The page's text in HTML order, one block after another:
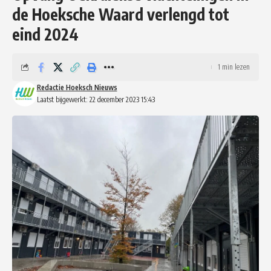
de Hoeksche Waard verlengd tot
eind 2024
Laatst bijgewerkt: 22 december 2023 15:43
Redactie Hoeksch Nieuws
1 min lezen